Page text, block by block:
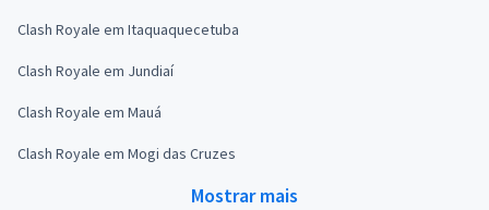
Clash Royale em Itaquaquecetuba
Clash Royale em Jundiaí
Clash Royale em Mauá
Clash Royale em Mogi das Cruzes
Mostrar mais